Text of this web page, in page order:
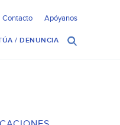
Contacto Apóyanos
/ DENUNCIA